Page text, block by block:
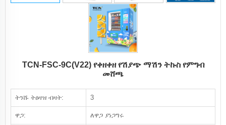
TCN-FSC-9C(V22) የቀዘቀዘ የሽያጭ ማሽን ትኩስ የምግብ
መሸጫ
ትንሹ ትዕዛዝ ብዛት: 3
ዋጋ: ለዋጋ ያነጋግሩ